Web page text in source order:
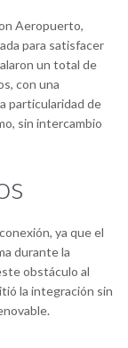
Aeropuerto,
para satisfacer
un total de
con una
particularidad de
sin intercambio
ya que el
durante la
obstáculo al
la integración sin